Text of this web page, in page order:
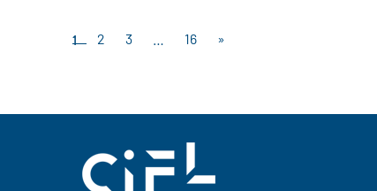
1 2 3 … 16 »